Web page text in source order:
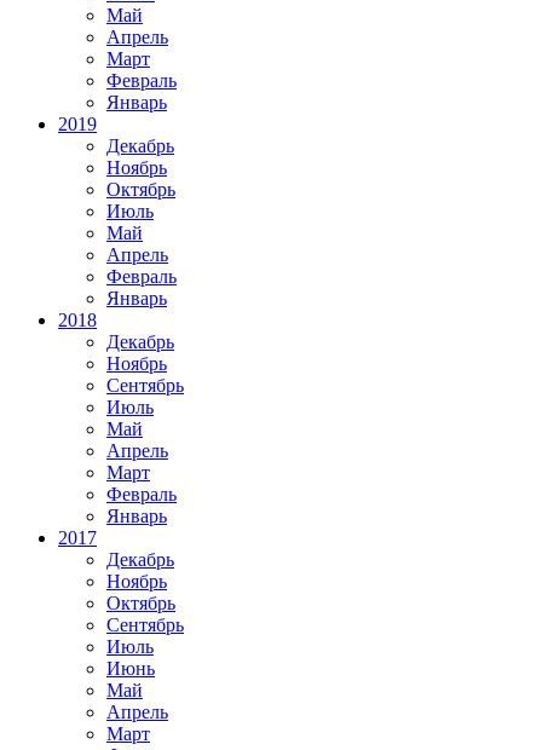
Май
Апрель
Март
Февраль
Январь
2019
Декабрь
Ноябрь
Октябрь
Июль
Май
Апрель
Февраль
Январь
2018
Декабрь
Ноябрь
Сентябрь
Июль
Май
Апрель
Март
Февраль
Январь
2017
Декабрь
Ноябрь
Октябрь
Сентябрь
Июль
Июнь
Май
Апрель
Март